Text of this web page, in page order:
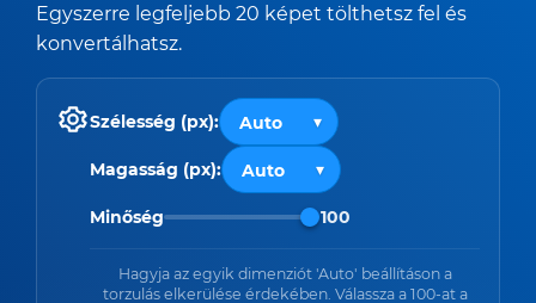
Egyszerre legfeljebb 20 képet tölthetsz fel és
konvertálhatsz.
Szélesség (px):
Magasság (px):
Minőség 100
Hagyja az egyik dimenziót 'Auto' beállításon a
torzulás elkerülése érdekében. Válassza a 100-at a